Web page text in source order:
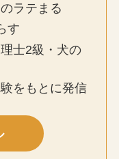
ラテまる
す
士2級・犬の
をもとに発信